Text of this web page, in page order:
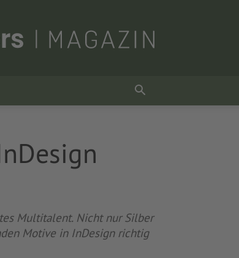
Multitalent. Nicht nur Silber
Motive in InDesign richtig